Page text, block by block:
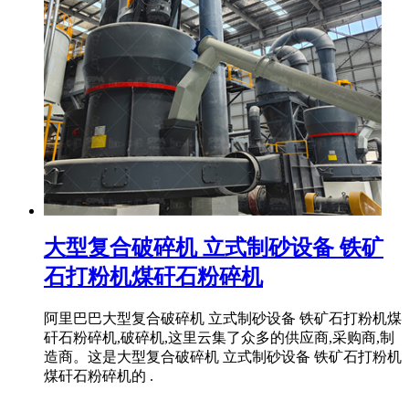
大型复合破碎机 立式制砂设备 铁矿
石打粉机煤矸石粉碎机
阿里巴巴大型复合破碎机 立式制砂设备 铁矿石打粉机煤
矸石粉碎机,破碎机,这里云集了众多的供应商,采购商,制
造商。这是大型复合破碎机 立式制砂设备 铁矿石打粉机
煤矸石粉碎机的 .